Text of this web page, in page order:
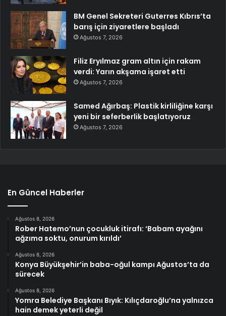
BM Genel Sekreteri Guterres Kıbrıs’ta
barış için ziyaretlere başladı
Ağustos 7, 2026
Filiz Eryılmaz gram altın için rakam
verdi: Yarın akşama işaret etti
Ağustos 7, 2026
Samed Ağırbaş: Plastik kirliliğine karşı
yeni bir seferberlik başlatıyoruz
Ağustos 7, 2026
En Güncel Haberler
Ağustos 8, 2026
Rober Hatemo’nun çocukluk itirafı: ‘Babam ayağını
ağzıma soktu, onurum kırıldı’
Ağustos 8, 2026
Konya Büyükşehir’in baba-oğul kampı Ağustos’ta da
sürecek
Ağustos 8, 2026
Yomra Belediye Başkanı Bıyık: Kılıçdaroğlu’na yalnızca
hain demek yeterli değil